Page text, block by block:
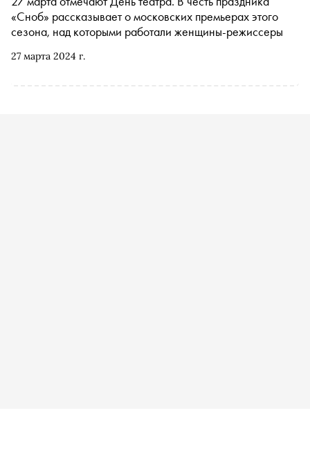
27 марта 2024 г.
«Сноб» рассказывает о московских премьерах этого
сезона, над которыми работали женщины-режиссеры